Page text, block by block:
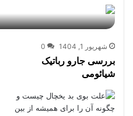
شهریور 1, 1404 0
بررسی جارو رباتیک
شیائومی